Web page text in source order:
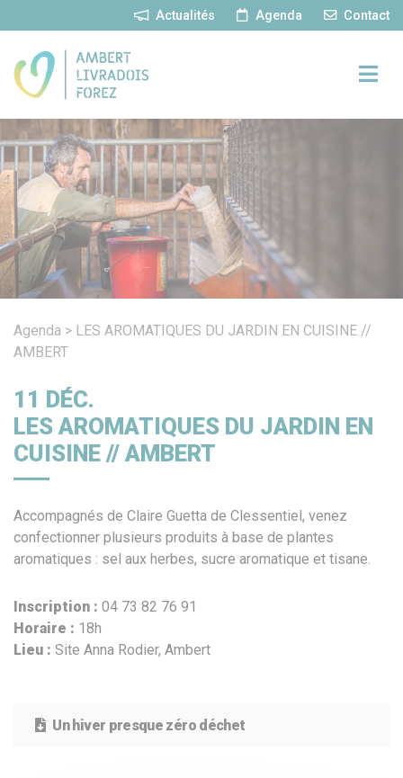
Actualités Agenda Contact
Agenda > LES AROMATIQUES DU JARDIN EN CUISINE //
AMBERT
11 DÉC.
LES AROMATIQUES DU JARDIN EN
CUISINE // AMBERT
Accompagnés de Claire Guetta de Clessentiel, venez
confectionner plusieurs produits à base de plantes
aromatiques : sel aux herbes, sucre aromatique et tisane.
Inscription : 04 73 82 76 91
Horaire : 18h
Lieu : Site Anna Rodier, Ambert
Un hiver presque zéro déchet
Panneau de gestion des cookies